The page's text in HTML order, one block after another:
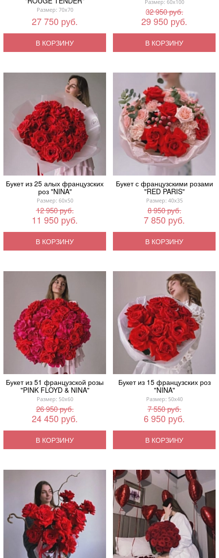
Размер: 70x70
27 750 руб.
В КОРЗИНУ
Размер: 60x100
32 950 руб.
29 950 руб.
В КОРЗИНУ
Букет из 25 алых французских
роз "NINA"
Размер: 60x50
12 950 руб.
11 950 руб.
В КОРЗИНУ
Букет с французскими розами
"RED PARIS"
Размер: 40x35
8 950 руб.
7 850 руб.
В КОРЗИНУ
Букет из 51 французской розы
"PINK FLOYD & NINA"
Размер: 50x60
26 950 руб.
24 450 руб.
В КОРЗИНУ
Букет из 15 французских роз
"NINA"
Размер: 50x40
7 550 руб.
6 950 руб.
В КОРЗИНУ